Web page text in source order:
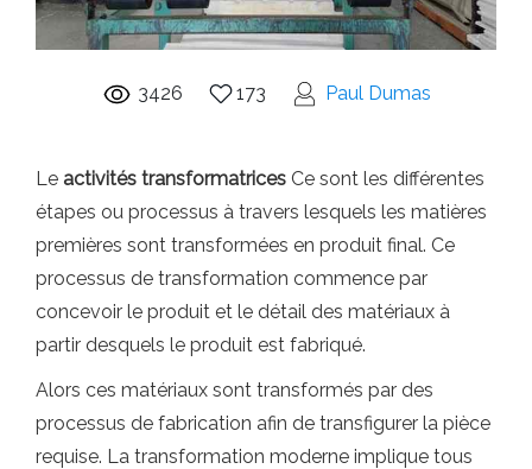
3426 173 Paul Dumas
Le activités transformatrices Ce sont les différentes
étapes ou processus à travers lesquels les matières
premières sont transformées en produit final. Ce
processus de transformation commence par
concevoir le produit et le détail des matériaux à
partir desquels le produit est fabriqué.
Alors ces matériaux sont transformés par des
processus de fabrication afin de transfigurer la pièce
requise. La transformation moderne implique tous